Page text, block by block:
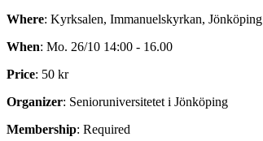
Where: Kyrksalen, Immanuelskyrkan, Jönköping
When: Mo. 26/10 14:00 - 16.00
Price: 50 kr
Organizer: Senioruniversitetet i Jönköping
Membership: Required